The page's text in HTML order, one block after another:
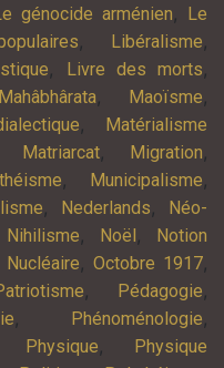
génocide arménien,
Le
, Libéralisme,
, Livre des morts,
Mahâbhârata, Maoïsme,
,
Matérialisme
Matriarcat, Migration,
, Municipalisme,
, Nederlands,
Néo-
Nihilisme, Noël ,
Notion
Nucléaire, Octobre 1917,
, Pédagogie,
, Phénoménologie,
Physique,
Physique